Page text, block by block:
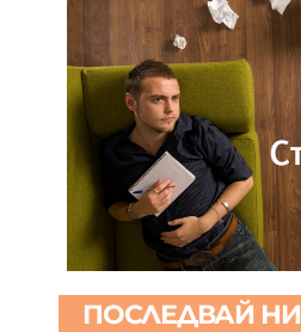
ПОСЛЕДВАЙ НИ